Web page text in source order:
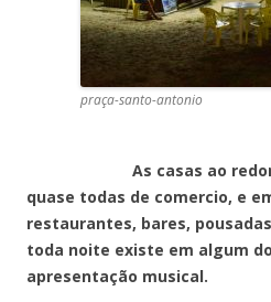
praça-santo-antonio
As casas ao redor da
quase todas de comercio, e
restaurantes, bares,
toda noite existe em algum
apresentação musical.